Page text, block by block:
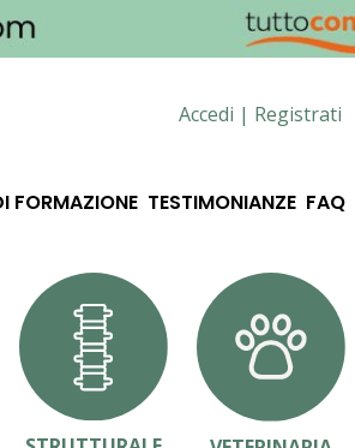
Accedi | Registrati
FORMAZIONE TESTIMONIANZE FAQ